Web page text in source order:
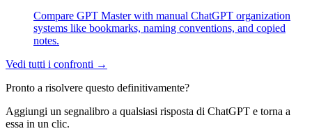
Compare GPT Master with manual ChatGPT organization
systems like bookmarks, naming conventions, and copied
notes.
Vedi tutti i confronti →
Pronto a risolvere questo definitivamente?
Aggiungi un segnalibro a qualsiasi risposta di ChatGPT e torna a
essa in un clic.